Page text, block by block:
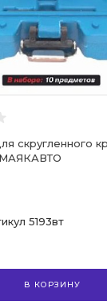
скругленного
МАЯКАВТО
5193вт
В КОРЗИНУ